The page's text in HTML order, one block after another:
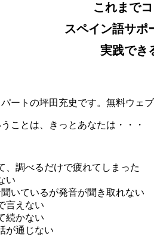
これまで
スペイン語サポ
実践でき
ートの坪田充史です。無料ウェ
ことは、きっとあなたは・・・
、調べるだけで疲れてしまった
い
いているが発音が聞き取れない
言えない
続かない
が通じない